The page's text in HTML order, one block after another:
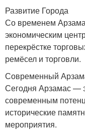
Развитие Города
Со временем
экономическим
перекрёстке
ремёсел и торговли.
Современный
Сегодня Арзамас —
современным
исторические
мероприятия.